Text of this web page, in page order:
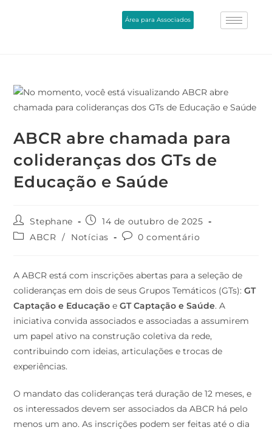
Área para Associados
ABCR abre chamada para
colideranças dos GTs de
Educação e Saúde
Stephane
14 de outubro de 2025
ABCR / Notícias 0 comentário
A ABCR está com inscrições abertas para a seleção de
colideranças em dois de seus Grupos Temáticos (GTs):GT
Captação e Educação eGT Captação e Saúde. A
iniciativa convida associados e associadas a assumirem
um papel ativo na construção coletiva da rede,
contribuindo com ideias, articulações e trocas de
experiências.
O mandato das colideranças terá duração de 12 meses, e
os interessados devem ser associados da ABCR há pelo
menos um ano. As inscrições podem ser feitas até o dia